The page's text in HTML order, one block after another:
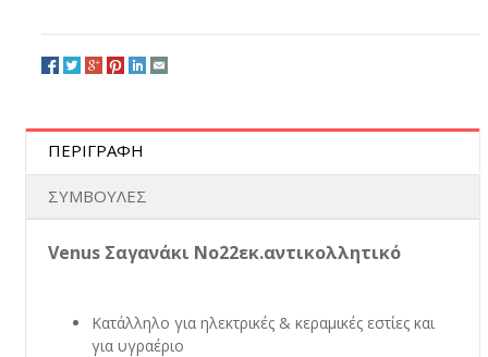
ΠΕΡΙΓΡΑΦΗ
ΣΥΜΒΟΥΛΕΣ
Venus Σαγανάκι Νο22εκ.αντικολλητικό
Kατάλληλο για ηλεκτρικές & κεραμικές εστίες και
για υγραέριο